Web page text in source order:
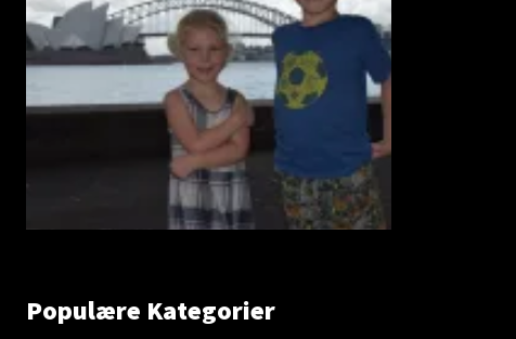
Populære Kategorier